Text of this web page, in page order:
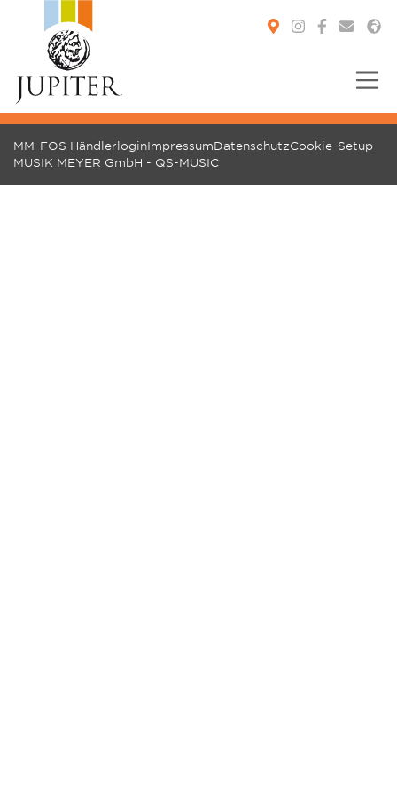
MM-FOS HändlerloginImpressumDatenschutzCookie-Setup
MUSIK MEYER GmbH - QS-MUSIC